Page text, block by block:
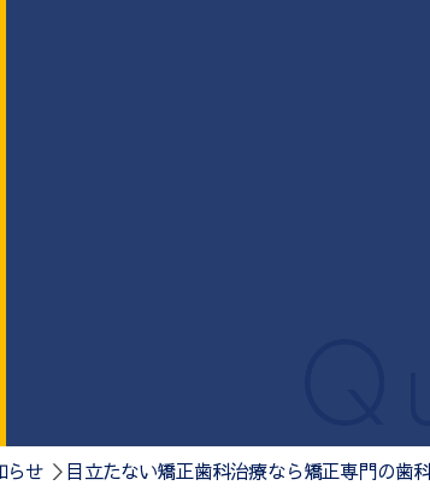
らせ 目立たない矯正歯科治療なら矯正専門の歯